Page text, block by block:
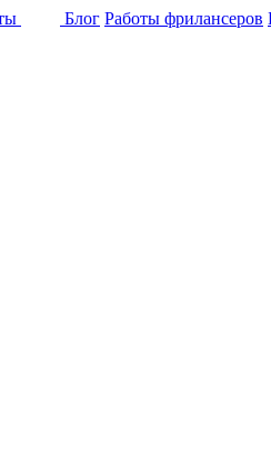
Блог Работы фрилансеров